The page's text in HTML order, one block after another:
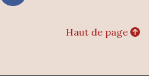
Haut de page